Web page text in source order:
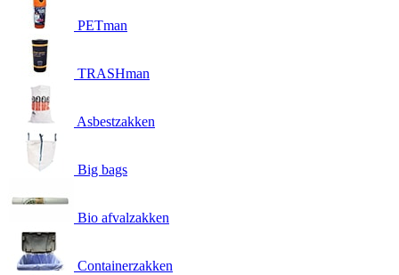
PETman
TRASHman
Asbestzakken
Big bags
Bio afvalzakken
Containerzakken